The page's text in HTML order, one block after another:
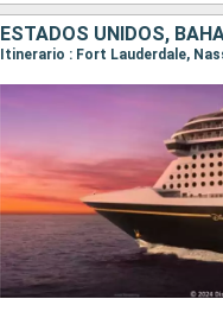
ESTADOS UNIDOS,
Itinerario : Fort Lauderdale,